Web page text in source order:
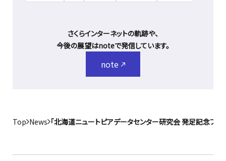
さくらインターネットの軌跡や、
今後の展望はnoteで発信しています。
note
Top News 「北海道ニュートピアデータセンター研究会 発足記念フォ